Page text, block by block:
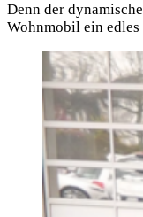
Denn der
Wohnmobil ein edles